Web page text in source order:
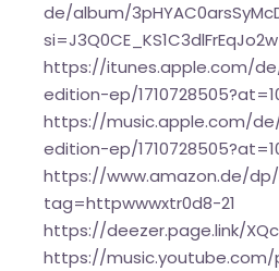
de/album/
si=J3Q0CE_KS1C3dlFrEqJo2w
https://itunes.apple.com/
edition-ep/
https://music.apple.com/
edition-ep/
https://www.amazon.de/dp/
tag=httpwwwxtr0d8-21
https://deezer.page.link/
https://music.youtube.com/